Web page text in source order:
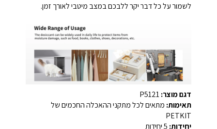
לשמור על כל דבר יקר ללבכם במצב מיטבי לאורך זמן.
דגם מוצר:
תאימות: מתאים לכל מתקני ההאכלה החכמים של
PETKIT
יחידות: